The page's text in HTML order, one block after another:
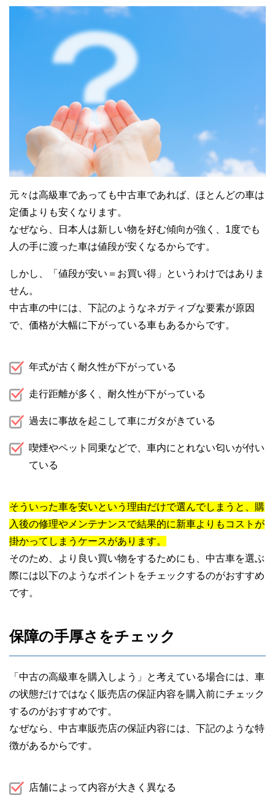
元々は高級車であっても中古車であれば、ほとんどの車は
定価よりも安くなります。
なぜなら、日本人は新しい物を好む傾向が強く、1度でも
人の手に渡った車は値段が安くなるからです。
しかし、「値段が安い＝お買い得」というわけではありま
せん。
中古車の中には、下記のようなネガティブな要素が原因
で、価格が大幅に下がっている車もあるからです。
年式が古く耐久性が下がっている
走行距離が多く、耐久性が下がっている
過去に事故を起こして車にガタがきている
喫煙やペット同乗などで、車内にとれない匂いが付い
ている
そういった車を安いという理由だけで選んでしまうと、購
入後の修理やメンテナンスで結果的に新車よりもコストが
掛かってしまうケースがあります。
そのため、より良い買い物をするためにも、中古車を選ぶ
際には以下のようなポイントをチェックするのがおすすめ
です。
保障の手厚さをチェック
「中古の高級車を購入しよう」と考えている場合には、車
の状態だけではなく販売店の保証内容を購入前にチェック
するのがおすすめです。
なぜなら、中古車販売店の保証内容には、下記のような特
徴があるからです。
店舗によって内容が大きく異なる